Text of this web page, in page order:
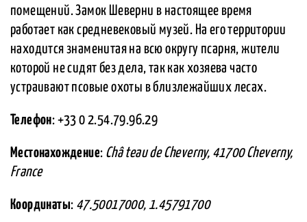
помещений. Замок Шеверни в настоящее время
работает как средневековый музей. На его территории
находится знаменитая на всю округу псарня, жители
которой не сидят без дела, так как хозяева часто
устраивают псовые охоты в близлежайших лесах.
Телефон: +33 0 2.54.79.96.29
Местонахождение: Châ teau de Cheverny, 41700 Cheverny,
France
Координаты: 47.50017000, 1.45791700